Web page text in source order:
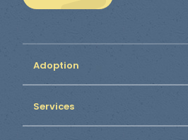
Adoption
Services